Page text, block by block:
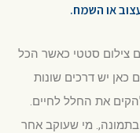
או השמח.
צילום סטטי כאשר הכל
כאן יש דרכים שונות
את החלל לחיים.
מי שעוקב אחר